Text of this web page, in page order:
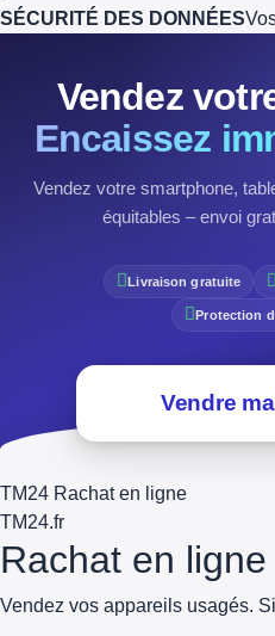
SÉCURITÉ DES DONNÉES
Vendez
Encaissez
Vendez votre smartphone,
équitables – envoi
Livraison gratuite
Protection
Vendre
TM24 Rachat en ligne
TM24.fr
Rachat en ligne
Vendez vos appareils usagés.